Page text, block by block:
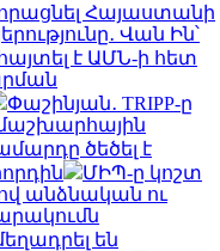
Հայաստանի
Վան Ին՝
է ԱՄՆ-ի հետ
Փաշինյան․ TRIPP-ը
ծեծել է
ՄԻՊ-ը կոշտ
անձնական ու
են